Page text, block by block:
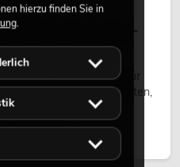
Wetterfeste Moving-
Scheinwerfer für
bei Festivals, Stadtfesten,
und
eingesetzt.
hierzu finden Sie in
.